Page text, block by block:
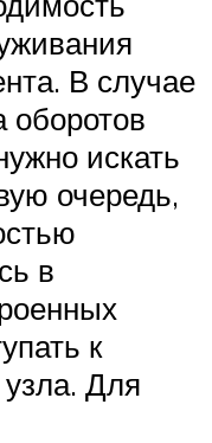
В случае
оборотов
искать
очередь,
в
к
Для